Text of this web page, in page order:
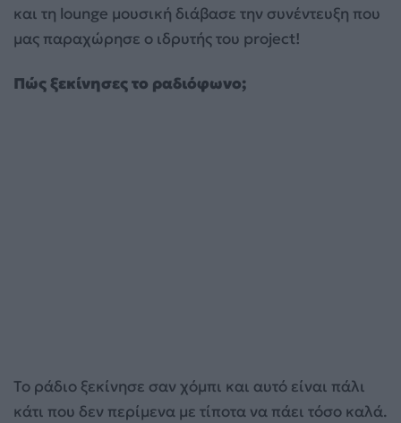
και τη lounge μουσική διάβασε την συνέντευξη που
μας παραχώρησε ο ιδρυτής του project!
Πώς ξεκίνησες το ραδιόφωνο;
Το ράδιο ξεκίνησε σαν χόμπι και αυτό είναι πάλι
κάτι που δεν περίμενα με τίποτα να πάει τόσο καλά.